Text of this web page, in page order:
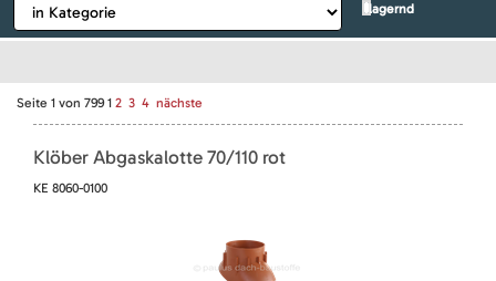
lagernd
Seite 1 von 799 1 2 3 4 nächste
Klöber Abgaskalotte 70/110 rot
KE 8060-0100